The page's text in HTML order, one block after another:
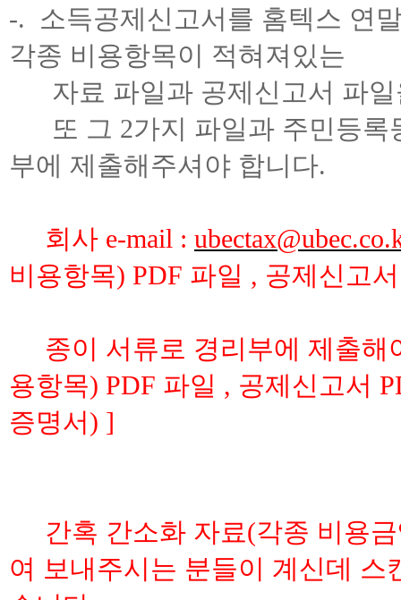
-. 소득공제신고서를 홈텍스 연
각종 비용항목이 적혀져있는
자료 파일과 공제신고서 파일
또 그 2가지 파일과 주민등록
부에 제출해주셔야 합니다.
회사 e-mail :
비용항목) PDF 파일 , 공제신고
종이 서류로 경리부에 제출해
용항목) PDF 파일 , 공제신고서
증명서) ]
간혹 간소화 자료(각종 비용
여 보내주시는 분들이 계신데